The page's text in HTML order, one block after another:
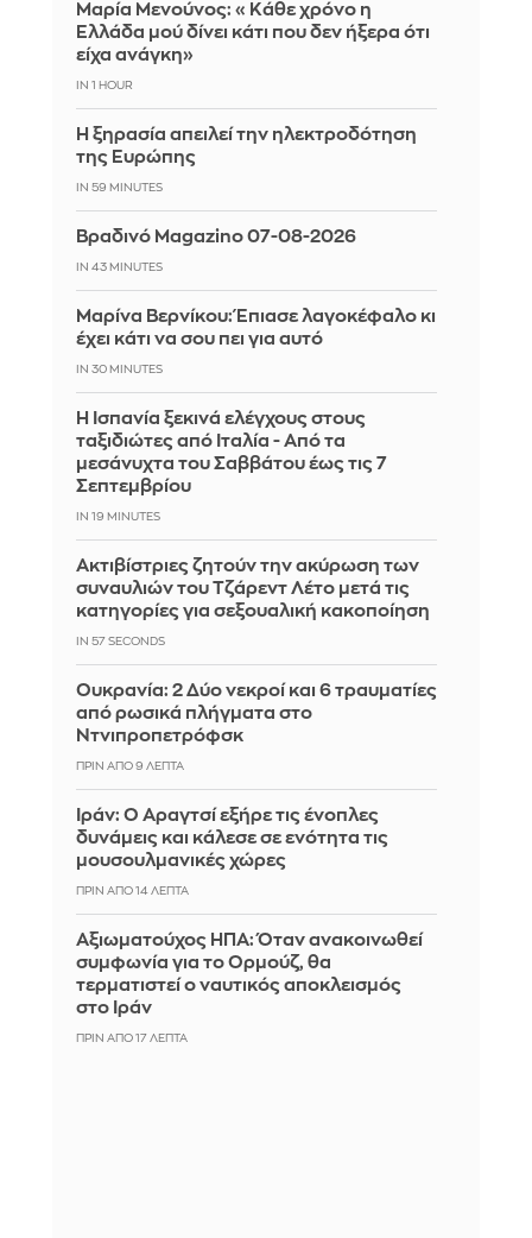
Μαρία Μενούνος: «Κάθε χρόνο η
Ελλάδα μού δίνει κάτι που δεν ήξερα ότι
είχα ανάγκη»
IN 1 HOUR
Η ξηρασία απειλεί την ηλεκτροδότηση
της Ευρώπης
IN 59 MINUTES
Βραδινό Magazino 07-08-2026
IN 43 MINUTES
Μαρίνα Βερνίκου: Έπιασε λαγοκέφαλο κι
έχει κάτι να σου πει για αυτό
IN 30 MINUTES
Η Ισπανία ξεκινά ελέγχους στους
ταξιδιώτες από Ιταλία - Από τα
μεσάνυχτα του Σαββάτου έως τις 7
Σεπτεμβρίου
IN 19 MINUTES
Ακτιβίστριες ζητούν την ακύρωση των
συναυλιών του Τζάρεντ Λέτο μετά τις
κατηγορίες για σεξουαλική κακοποίηση
IN 56 SECONDS
Ουκρανία: 2 Δύο νεκροί και 6 τραυματίες
από ρωσικά πλήγματα στο
Ντνιπροπετρόφσκ
ΠΡΙΝ ΑΠΌ 9 ΛΕΠΤΆ
Ιράν: Ο Αραγτσί εξήρε τις ένοπλες
δυνάμεις και κάλεσε σε ενότητα τις
μουσουλμανικές χώρες
ΠΡΙΝ ΑΠΌ 14 ΛΕΠΤΆ
Αξιωματούχος ΗΠΑ: Όταν ανακοινωθεί
συμφωνία για το Ορμούζ, θα
τερματιστεί ο ναυτικός αποκλεισμός
στο Ιράν
ΠΡΙΝ ΑΠΌ 17 ΛΕΠΤΆ